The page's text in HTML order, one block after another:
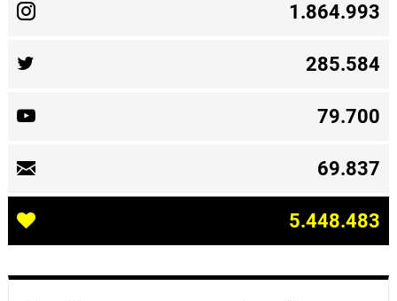
1.864.993
285.584
79.700
69.837
5.448.483